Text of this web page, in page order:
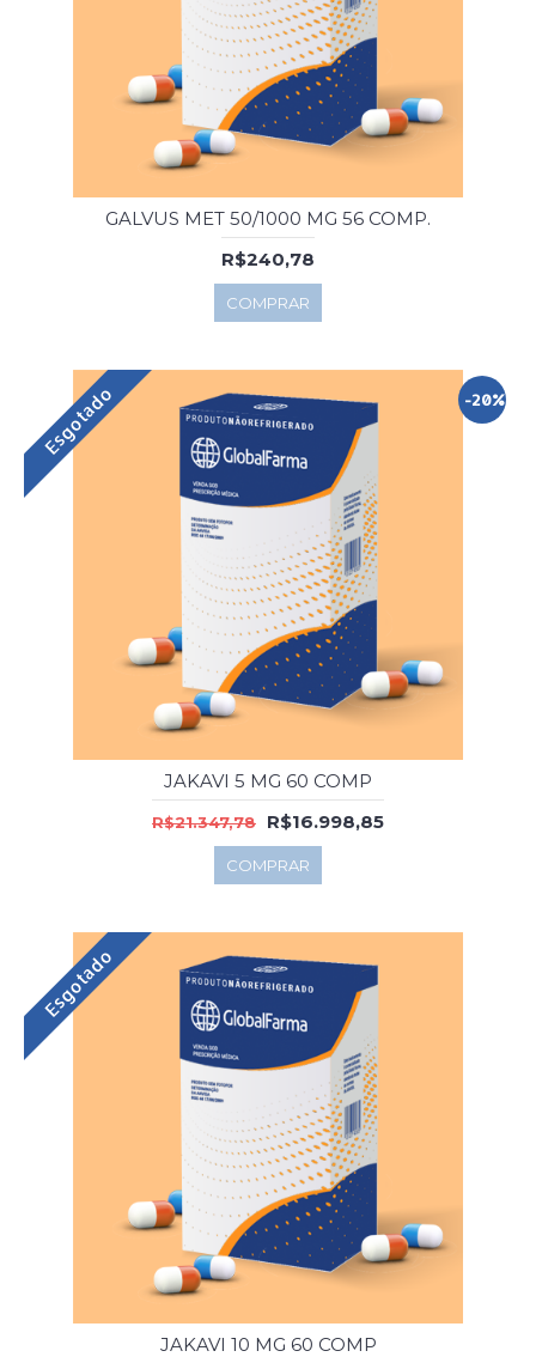
GALVUS MET 50/1000 MG 56 COMP.
R$240,78
COMPRAR
-20%
Esgotado
JAKAVI 5 MG 60 COMP
R$21.347,78 R$16.998,85
COMPRAR
Esgotado
JAKAVI 10 MG 60 COMP